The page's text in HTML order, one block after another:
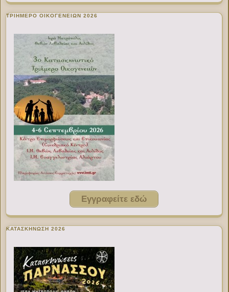
ΤΡΙΗΜΕΡΟ ΟΙΚΟΓΕΝΕΙΩΝ 2026
Εγγραφείτε εδώ
ΚΑΤΑΣΚΗΝΩΣΗ 2026